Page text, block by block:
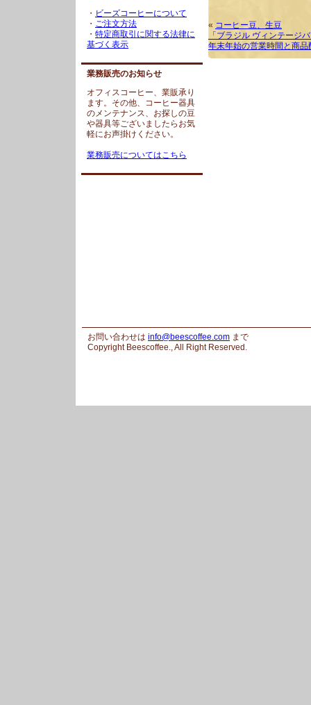
・ ビーズコーヒーについて
・ ご注文方法
・ 特定商取引に関する法律に
基づく表示
業務販売のお知らせ
オフィスコーヒー、業販承り
ます。その他、コーヒー器具
のメンテナンス、お探しの豆
や器具等ございましたらお気
軽にお声掛けください。
業務販売についてはこちら
« コーヒー豆、生豆
「ブラジル ヴィンテージ
年末年始の営業時間と商品
お問い合わせは info@beescoffee.com まで
Copyright Beescoffee., All Right Reserved.